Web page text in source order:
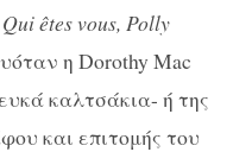
Qui êtes vous, Polly
η Dorothy Mac
καλτσάκια- ή της
και επιτομής του